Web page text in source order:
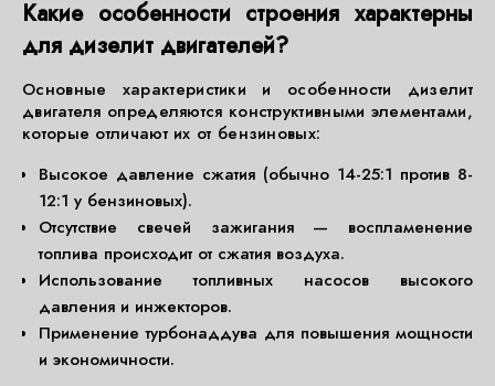
Какие особенности строения характерны
для дизелит двигателей?
Основные характеристики и особенности дизелит
двигателя определяются конструктивными элементами,
которые отличают их от бензиновых:
Высокое давление сжатия (обычно 14-25:1 против 8-
12:1 у бензиновых).
Отсутствие свечей зажигания — воспламенение
топлива происходит от сжатия воздуха.
Использование топливных насосов высокого
давления и инжекторов.
Применение турбонаддува для повышения мощности
и экономичности.